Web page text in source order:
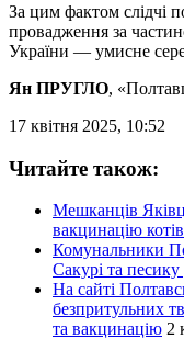
За цим фактом слідчі
провадження за
України — умисне
Ян ПРУГЛО,
17 квітня 2025, 10:52
Читайте також:
Мешканців
вакцинацію
Комунальники
Сакурі та
На сайті
безпритульних
та вакцинацію 2